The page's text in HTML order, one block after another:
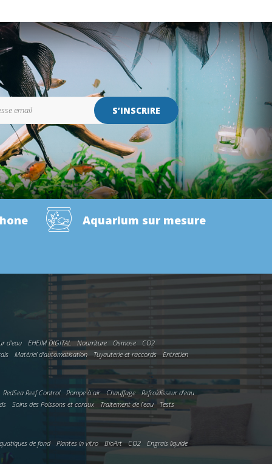
S’INSCRIRE
Aquarium sur mesure
d'eau EHEIM DIGITAL Nourriture Osmose
CO2
Matériel d'automatisation Tuyauterie et raccords
Entretien
RedSea Reef Control Pompe à air Chauffage
Refroidisseur d'eau
Soins des Poissons et coraux Traitement de l'eau
Tests
de fond Plantes in vitro BioArt CO2
Engrais liquide